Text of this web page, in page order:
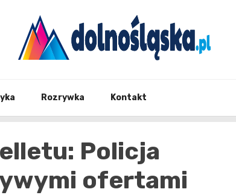
Rozrywka Kontakt
Policja
ofertami